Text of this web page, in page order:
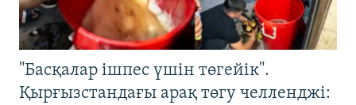
"Басқалар ішпес үшін төгейік".
Қырғызстандағы арақ төгу челленджі: